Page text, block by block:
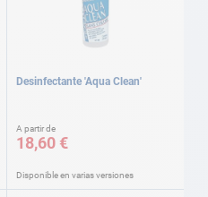
Desinfectante 'Aqua Clean'
A partir de
18,60 €
Disponible en varias versiones